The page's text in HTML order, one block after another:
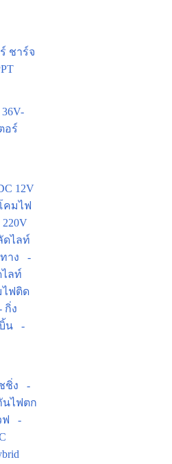
ชาร์จ
อร์
12V
คมไฟ
ดไลท์
าง
-
ไลท์
ไฟติด
กิ่ง
น
-
ชิ่ง
-
นไฟตก
ฟ
-